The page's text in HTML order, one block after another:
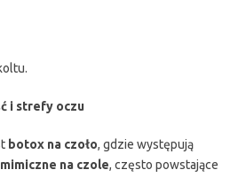
i strefy oczu
botox na czoło, gdzie występują
na czole, często powstające